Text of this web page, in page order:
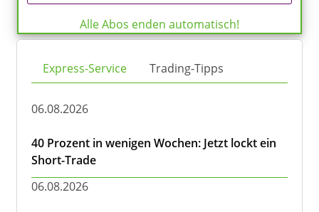
Alle Abos enden automatisch!
Express-Service Trading-Tipps
06.08.2026
40 Prozent in wenigen Wochen: Jetzt lockt ein
Short-Trade
06.08.2026